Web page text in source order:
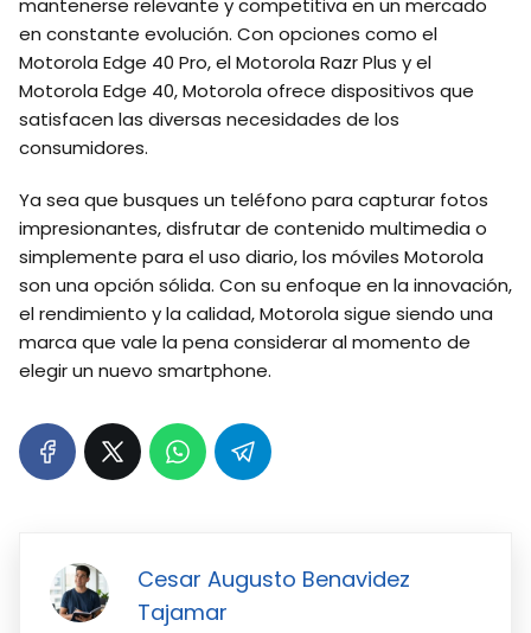
en constante evolución. Con opciones como el
Motorola Edge 40 Pro, el Motorola Razr Plus y el
Motorola Edge 40, Motorola ofrece dispositivos que
satisfacen las diversas necesidades de los
consumidores.
Ya sea que busques un teléfono para capturar fotos
impresionantes, disfrutar de contenido multimedia o
simplemente para el uso diario, los móviles Motorola
son una opción sólida. Con su enfoque en la innovación,
el rendimiento y la calidad, Motorola sigue siendo una
marca que vale la pena considerar al momento de
elegir un nuevo smartphone.
Cesar Augusto Benavidez
Tajamar